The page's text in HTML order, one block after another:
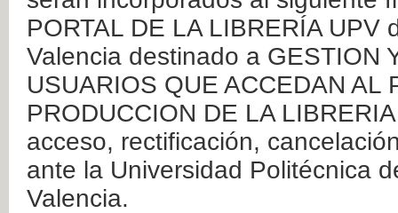
PORTAL DE LA LIBRERÍA
Valencia destinado a GESTION
USUARIOS QUE ACCEDAN AL
PRODUCCION DE LA
acceso, rectificación,
ante la Universidad Politécnica
Valencia.